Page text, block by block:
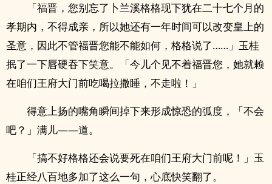
「福晋，您别忘了卜兰溪格格现下犹在二十七个月的
孝期内，不得成亲，所以她还有一年时间可以改变皇上的
圣意，因此不管福晋您能不能如何，格格说了……」玉桂
抿了一下唇硬吞下笑意。「今儿个见不着福晋您，她就赖
在咱们王府大门前吃喝拉撒睡，不走啦！」
得意上扬的嘴角瞬间掉下来形成惊恐的弧度，「不会
吧？」满儿——道。
「搞不好格格还会说要死在咱们王府大门前呢！」玉
桂正经八百地多加了这么一句，心底快笑翻了。